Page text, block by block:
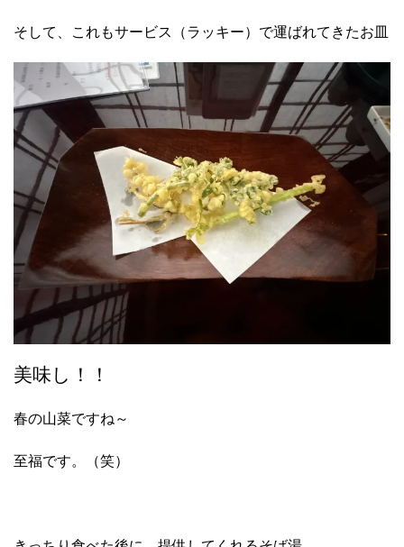
そして、これもサービス（ラッキー）で運ばれてきたお皿
美味し！！
春の山菜ですね～
至福です。（笑）